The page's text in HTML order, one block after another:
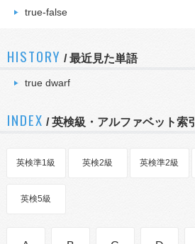
true-false
HISTORY /最近見た単語
true dwarf
INDEX / 英検級・アルファベット索引
英検準1級 英検2級 英検準2級
英検5級